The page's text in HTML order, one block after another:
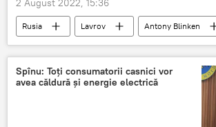
2 August 2022, 15:36
Rusia Lavrov
Antony Blinken
Ucraina
rachete HIMARS
Spînu: Toți consumatorii casnici vor
avea căldură și energie electrică